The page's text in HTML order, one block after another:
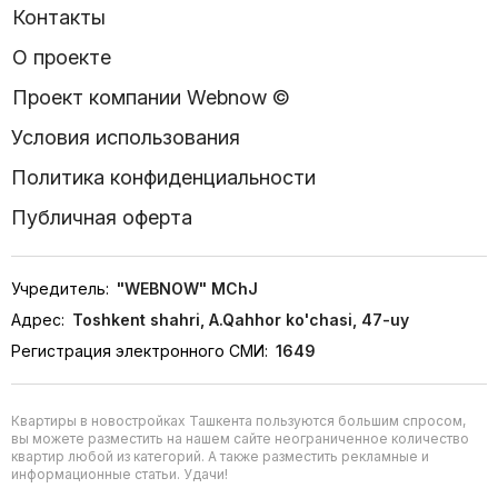
наслаждаясь комфортом каждый день.
Контакты
О проекте
Проект компании Webnow ©
Условия использования
Политика конфиденциальности
Публичная оферта
Учредитель: "WEBNOW" MChJ
Адрес: Toshkent shahri, A.Qahhor ko'chasi, 47-uy
Регистрация электронного СМИ: 1649
Квартиры в новостройках Ташкента пользуются большим спросом,
вы можете разместить на нашем сайте неограниченное количество
квартир любой из категорий. А также разместить рекламные и
информационные статьи. Удачи!